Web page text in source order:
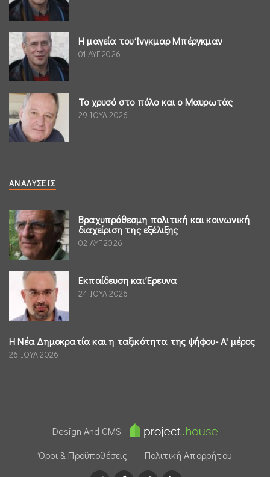
Η μαγεία του Ίνγκμαρ Μπέργκμαν
01 ΑΥΓ 2026
Το χρυσό στο πόλο και ο Μαυρωτάς
29 ΙΟΥΛ 2026
ΑΝΑΛΎΣΕΙΣ
Βραχυπρόθεσμη πολιτική και κοινωνική
διαχείριση της εξέλιξης
02 ΑΥΓ 2026
Εκπαίδευση και Έρευνα
24 ΙΟΥΛ 2026
Η Νέα Δημοκρατία και η ταξικότητα της ψήφου- Α' μέρος
26 ΙΟΥΛ 2026
Design And CMS
Όροι & Προϋποθέσεις
Πολιτική Απορρήτου